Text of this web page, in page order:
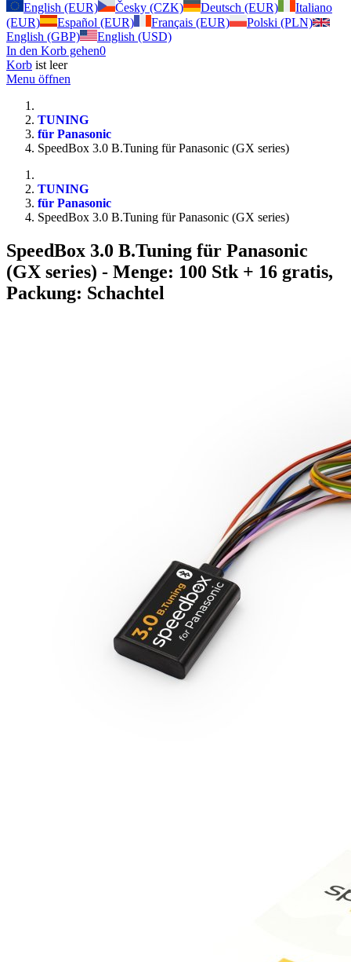
English (EUR)
Česky (CZK) Deutsch (EUR)
Italiano
(EUR)
Español (EUR) Français (EUR)
Polski (PLN)
English (GBP)
English (USD)
In den Korb gehen0
Korb ist leer
Menu öffnen
TUNING
für Panasonic
SpeedBox 3.0 B.Tuning für Panasonic (GX series)
TUNING
für Panasonic
SpeedBox 3.0 B.Tuning für Panasonic (GX series)
SpeedBox 3.0 B.Tuning für Panasonic
(GX series) - Menge: 100 Stk + 16 gratis,
Packung: Schachtel